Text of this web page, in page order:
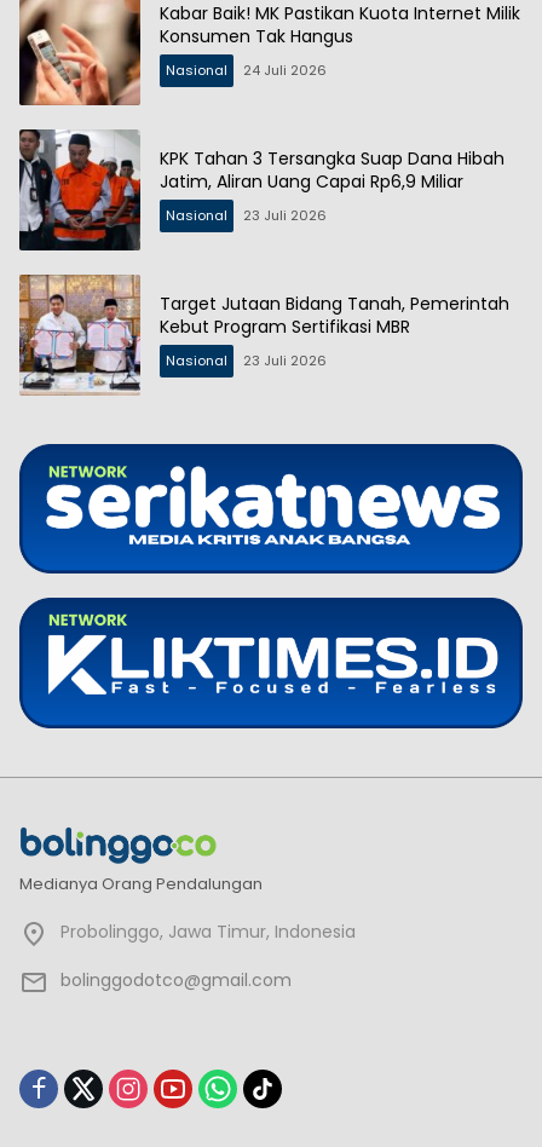
Kabar Baik! MK Pastikan Kuota Internet Milik
Konsumen Tak Hangus
Nasional 24 Juli 2026
KPK Tahan 3 Tersangka Suap Dana Hibah
Jatim, Aliran Uang Capai Rp6,9 Miliar
Nasional 23 Juli 2026
Target Jutaan Bidang Tanah, Pemerintah
Kebut Program Sertifikasi MBR
Nasional 23 Juli 2026
Medianya Orang Pendalungan
Probolinggo, Jawa Timur, Indonesia
bolinggodotco@gmail.com